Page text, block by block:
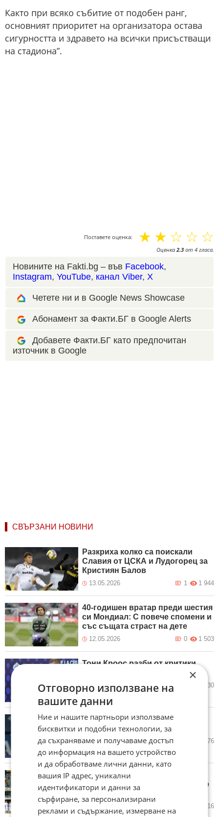
Както при всяко събитие от подобен ранг,
основният приоритет на организатора остава
сигурността и здравето на всички присъстващи
на стадиона”.
Поставете оценка: ☆
☆
☆
☆
☆
Оценка2.3 от 4 гласа.
Новините на Fakti.bg – във Facebook,
Instagram, YouTube, канал Viber, X
Четете ни и в Google News Showcase
Абонамент за Факти.БГ в Google Alerts
Добавете Факти.БГ като предпочитан
източник в Google
СВЪРЗАНИ НОВИНИ
Разкриха колко са поискали
Славия от ЦСКА и Лудогорец за
Кристиян Балов
13.05.2026 1 944
1
40-годишен вратар преди шестия
си Мондиал: С повече спомени и
със същата страст на дете
12.05.2026 1 503
0
Тони Кроос разби от критики
12.05.2026 1 530
Дембеле отново бе избран за
най-добър в Лига 1
12.05.2026 776
Сеск Фабрегас не изключва
възможността да стане треньор
на Реал Мадрид
12.05.2026 916
×
Отговорно използване на
вашите данни
Ние и нашите партньори използваме
бисквитки и подобни технологии, за
да съхраняваме и получаваме достъп
до информация на вашето устройство
и да обработваме лични данни, като
вашия IP адрес, уникални
идентификатори и данни за
сърфиране, за персонализирани
реклами и съдържание, измерване на